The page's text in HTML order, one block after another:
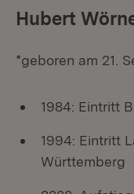
Hubert
*geboren am 21.
1984: Eintritt
1994: Eintritt
Württemberg